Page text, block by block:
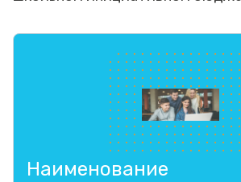
Наименование